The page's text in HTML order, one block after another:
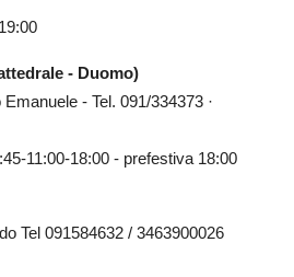
- Duomo)
- Tel. 091/334373 ·
11:00-18:00 - prefestiva 18:00
Tel 091584632 / 3463900026